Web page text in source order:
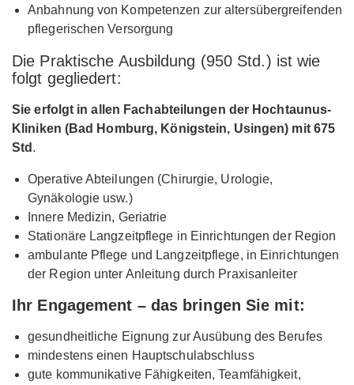
Anbahnung von Kompetenzen zur altersübergreifenden
pflegerischen Versorgung
Die Praktische Ausbildung (950 Std.) ist wie
folgt gegliedert:
Sie erfolgt in allen Fachabteilungen der Hochtaunus-
Kliniken (Bad Homburg, Königstein, Usingen) mit 675
Std .
Operative Abteilungen (Chirurgie, Urologie,
Gynäkologie usw.)
Innere Medizin, Geriatrie
Stationäre Langzeitpflege in Einrichtungen der Region
ambulante Pflege und Langzeitpflege, in Einrichtungen
der Region unter Anleitung durch Praxisanleiter
Ihr Engagement – das bringen Sie mit:
gesundheitliche Eignung zur Ausübung des Berufes
mindestens einen Hauptschulabschluss
gute kommunikative Fähigkeiten, Teamfähigkeit,